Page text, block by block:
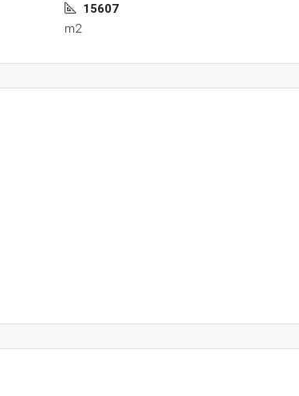
15607
m2